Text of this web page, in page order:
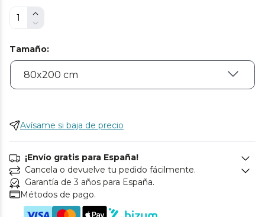
Tamaño:
Avísame si baja de precio
¡Envío gratis para España!
Cancela o devuelve tu pedido fácilmente.
Garantía de 3 años para España.
Métodos de pago.